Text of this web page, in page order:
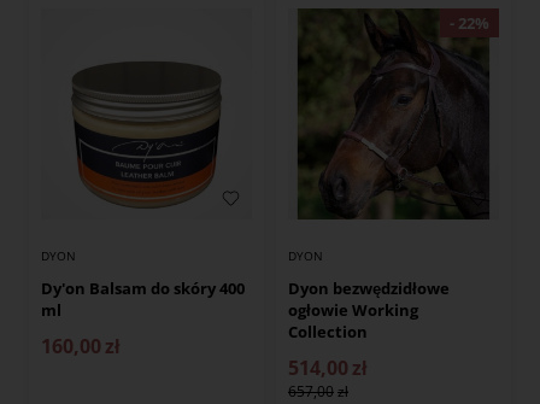
DYON
Dy'on Balsam do skóry 400
ml
160,00 zł
DYON
Dyon bezwędzidłowe
ogłowie Working
Collection
514,00 zł
657,00